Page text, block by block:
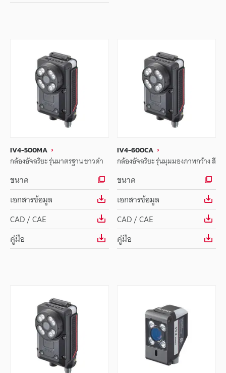
IV4-500MA
กล้องอัจฉริยะ รุ่นมาตรฐาน ขาวดำ
ขนาด
เอกสารข้อมูล
CAD / CAE
คู่มือ
IV4-600CA
กล้องอัจฉริยะ รุ่นมุมมองภาพกว้าง สี
ขนาด
เอกสารข้อมูล
CAD / CAE
คู่มือ